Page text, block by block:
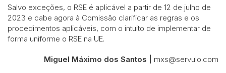
Salvo exceções, o RSE é aplicável a partir de 12 de julho de
2023 e cabe agora à Comissão clarificar as regras e os
procedimentos aplicáveis, com o intuito de implementar de
forma uniforme o RSE na UE.
Miguel Máximo dos Santos | mxs@servulo.com